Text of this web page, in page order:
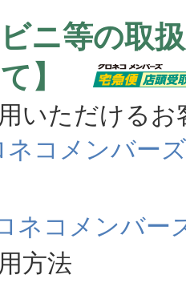
ビニ等の取
て】
いただけるお
ネコメンバーズ
ネコメンバー
方法